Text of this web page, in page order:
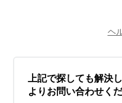
ヘ
上記で探しても解決
よりお問い合わせく